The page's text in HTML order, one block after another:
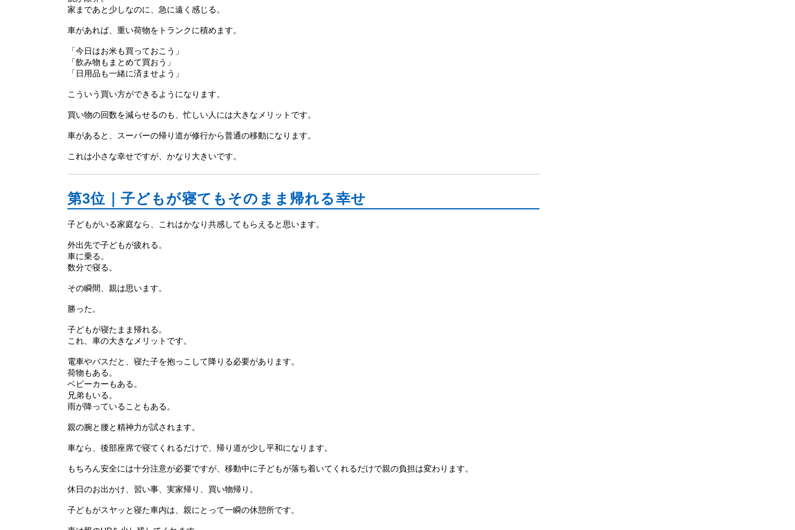
家まであと少しなのに、急に遠く感じる。
車があれば、重い荷物をトランクに積めます。
「今日はお米も買っておこう」
「飲み物もまとめて買おう」
「日用品も一緒に済ませよう」
こういう買い方ができるようになります。
買い物の回数を減らせるのも、忙しい人には大きなメリットです。
車があると、スーパーの帰り道が修行から普通の移動になります。
これは小さな幸せですが、かなり大きいです。
第3位｜子どもが寝てもそのまま帰れる幸せ
子どもがいる家庭なら、これはかなり共感してもらえると思います。
外出先で子どもが疲れる。
車に乗る。
数分で寝る。
その瞬間、親は思います。
勝った。
子どもが寝たまま帰れる。
これ、車の大きなメリットです。
電車やバスだと、寝た子を抱っこして降りる必要があります。
荷物もある。
ベビーカーもある。
兄弟もいる。
雨が降っていることもある。
親の腕と腰と精神力が試されます。
車なら、後部座席で寝てくれるだけで、帰り道が少し平和になります。
もちろん安全には十分注意が必要ですが、移動中に子どもが落ち着いてくれるだけで親の負担は変わります。
休日のお出かけ、習い事、実家帰り、買い物帰り。
子どもがスヤッと寝た車内は、親にとって一瞬の休憩所です。